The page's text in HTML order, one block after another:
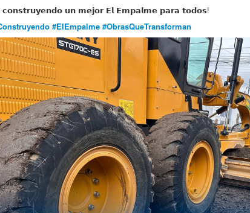
𝗰𝗼𝗻𝘀𝘁𝗿𝘂𝘆𝗲𝗻𝗱𝗼 𝘂𝗻 𝗺𝗲𝗷𝗼𝗿 𝗘𝗹 𝗘𝗺𝗽𝗮𝗹𝗺𝗲 𝗽𝗮𝗿𝗮 𝘁𝗼𝗱𝗼𝘀!
#ElEmpalme #ObrasQueTransforman